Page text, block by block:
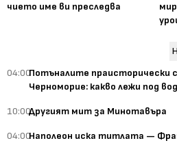
чието име ви преследва
04:00Потъналите праисторически
Черноморие: какво лежи под
10:00Другият мит за Минотавъра
04:00Наполеон иска титлата —